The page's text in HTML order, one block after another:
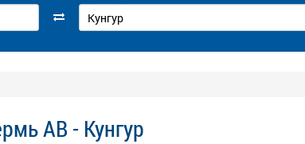
АВ - Кунгур